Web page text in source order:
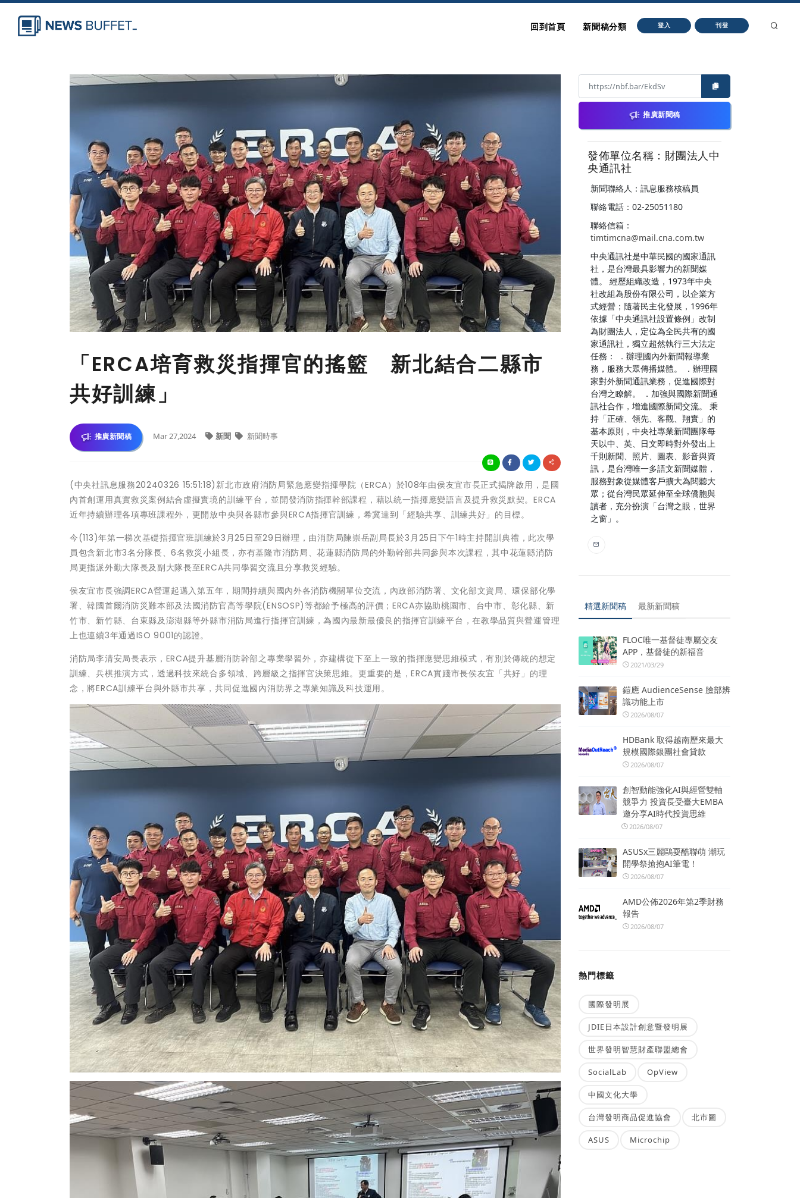
回到首頁 新聞稿分類 登入 刊登
「ERCA培育救災指揮官的搖籃 新北結合二縣市
共好訓練」
推廣新聞稿 Mar 27,2024 新聞 新聞時事
(中央社訊息服務20240326 15:51:18)新北市政府消防局緊急應變指揮學院（ERCA）於108年由侯友宜市長正式揭牌啟用，是國
內首創運用真實救災案例結合虛擬實境的訓練平台，並開發消防指揮幹部課程，藉以統一指揮應變語言及提升救災默契。ERCA
近年持續辦理各項專班課程外，更開放中央與各縣市參與ERCA指揮官訓練，希冀達到「經驗共享、訓練共好」的目標。
今(113)年第一梯次基礎指揮官班訓練於3月25日至29日辦理，由消防局陳崇岳副局長於3月25日下午1時主持開訓典禮，此次學
員包含新北市3名分隊長、6名救災小組長，亦有基隆市消防局、花蓮縣消防局的外勤幹部共同參與本次課程，其中花蓮縣消防
局更指派外勤大隊長及副大隊長至ERCA共同學習交流且分享救災經驗。
侯友宜市長強調ERCA營運起邁入第五年，期間持續與國內外各消防機關單位交流，內政部消防署、文化部文資局、環保部化學
署、韓國首爾消防災難本部及法國消防官高等學院(ENSOSP)等都給予極高的評價；ERCA亦協助桃園市、台中市、彰化縣、新
竹市、新竹縣、台東縣及澎湖縣等外縣市消防局進行指揮官訓練，為國內最新最優良的指揮官訓練平台，在教學品質與營運管理
上也連續3年通過ISO 9001的認證。
消防局李清安局長表示，ERCA提升基層消防幹部之專業學習外，亦建構從下至上一致的指揮應變思維模式，有別於傳統的想定
訓練、兵棋推演方式，透過科技來統合多領域、跨層級之指揮官決策思維。更重要的是，ERCA實踐市長侯友宜「共好」的理
念，將ERCA訓練平台與外縣市共享，共同促進國內消防界之專業知識及科技運用。
推廣新聞稿
發佈單位名稱：財團法人中
央通訊社
新聞聯絡人：訊息服務核稿員
聯絡電話：02-25051180
聯絡信箱：
timtimcna@mail.cna.com.tw
中央通訊社是中華民國的國家通訊
社，是台灣最具影響力的新聞媒
體。 經歷組織改造，1973年中央
社改組為股份有限公司，以企業方
式經營；隨著民主化發展，1996年
依據「中央通訊社設置條例」改制
為財團法人，定位為全民共有的國
家通訊社，獨立超然執行三大法定
任務： ．辦理國內外新聞報導業
務，服務大眾傳播媒體。 ．辦理國
家對外新聞通訊業務，促進國際對
台灣之瞭解。 ．加強與國際新聞通
訊社合作，增進國際新聞交流。 秉
持「正確、領先、客觀、翔實」的
基本原則，中央社專業新聞團隊每
天以中、英、日文即時對外發出上
千則新聞、照片、圖表、影音與資
訊，是台灣唯一多語文新聞媒體，
服務對象從媒體客戶擴大為閱聽大
眾；從台灣民眾延伸至全球僑胞與
讀者，充分扮演「台灣之眼，世界
之窗」。
精選新聞稿 最新新聞稿
FLOC唯一基督徒專屬交友
APP，基督徒的新福音
2021/03/29
鎧應 AudienceSense 臉部辨
識功能上市
2026/08/07
HDBank 取得越南歷來最大
規模國際銀團社會貸款
2026/08/07
創智動能強化AI與經營雙軸
競爭力 投資長受臺大EMBA
邀分享AI時代投資思維
2026/08/07
ASUSx三麗鷗耍酷聯萌 潮玩
開學祭搶抱AI筆電！
2026/08/07
AMD公佈2026年第2季財務
報告
2026/08/07
熱門標籤
國際發明展
JDIE日本設計創意暨發明展
世界發明智慧財產聯盟總會
SocialLab OpView
中國文化大學
台灣發明商品促進協會 北市圖
ASUS Microchip